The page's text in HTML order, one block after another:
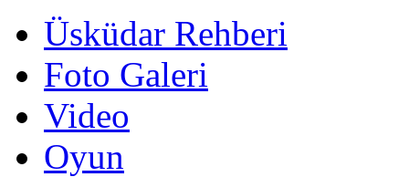
Üsküdar Rehberi
Foto Galeri
Video
Oyun